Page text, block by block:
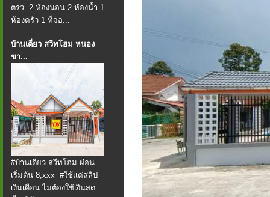
ตรว. 2 ห้องนอน 2 ห้องน้ำ 1
ห้องครัว 1 ที่จอ...
บ้านเดี่ยว สวีทโฮม หนอง
ขา...
#บ้านเดี่ยว สวีทโฮม ผ่อน
เริ่มต้น 8,xxx #ใช้แค่สลิป
เงินเดือน ไม่ต้องใช้เงินสด